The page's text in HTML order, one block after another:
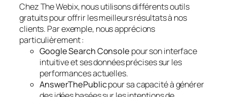
Chez The Webix, nous utilisons différents outils
gratuits pour offrir les meilleurs résultats à nos
clients. Par exemple, nous apprécions
particulièrement :
Google Search Console pour son interface
intuitive et ses données précises sur les
performances actuelles.
AnswerThePublicpour sa capacité à générer